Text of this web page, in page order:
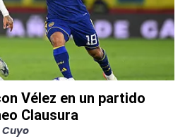
Vélez en un partido
Clausura